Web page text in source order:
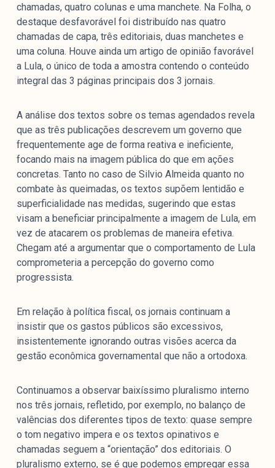
chamadas, quatro colunas e uma manchete. Na Folha, o
destaque desfavorável foi distribuído nas quatro
chamadas de capa, três editoriais, duas manchetes e
uma coluna. Houve ainda um artigo de opinião favorável
a Lula, o único de toda a amostra contendo o conteúdo
integral das 3 páginas principais dos 3 jornais.
A análise dos textos sobre os temas agendados revela
que as três publicações descrevem um governo que
frequentemente age de forma reativa e ineficiente,
focando mais na imagem pública do que em ações
concretas. Tanto no caso de Silvio Almeida quanto no
combate às queimadas, os textos supõem lentidão e
superficialidade nas medidas, sugerindo que estas
visam a beneficiar principalmente a imagem de Lula, em
vez de atacarem os problemas de maneira efetiva.
Chegam até a argumentar que o comportamento de Lula
comprometeria a percepção do governo como
progressista.
Em relação à política fiscal, os jornais continuam a
insistir que os gastos públicos são excessivos,
insistentemente ignorando outras visões acerca da
gestão econômica governamental que não a ortodoxa.
Continuamos a observar baixíssimo pluralismo interno
nos três jornais, refletido, por exemplo, no balanço de
valências dos diferentes tipos de texto: quase sempre
o tom negativo impera e os textos opinativos e
chamadas seguem a “orientação” dos editoriais. O
pluralismo externo, se é que podemos empregar essa